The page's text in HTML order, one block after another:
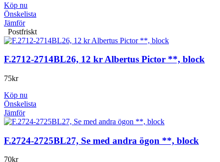
Köp nu
Önskelista
Jämför
Postfriskt
F.2712-2714BL26, 12 kr Albertus Pictor **, block
75kr
Köp nu
Önskelista
Jämför
F.2724-2725BL27, Se med andra ögon **, block
70kr